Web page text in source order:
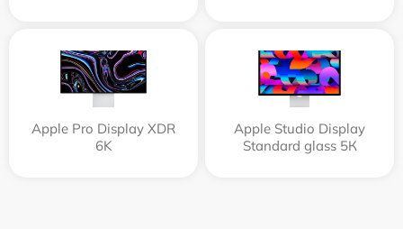
Apple Pro Display XDR
6K
Apple Studio Display
Standard glass 5К